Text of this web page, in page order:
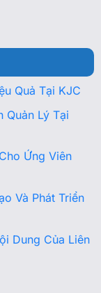
Quả Tại KJC
Quản Lý Tại
Ứng Viên
Và Phát Triển
Dung Của Liên